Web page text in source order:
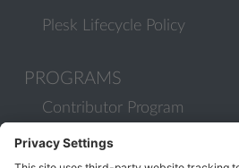
Plesk Lifecycle Policy
PROGRAMS
Contributor Program
Partner Program